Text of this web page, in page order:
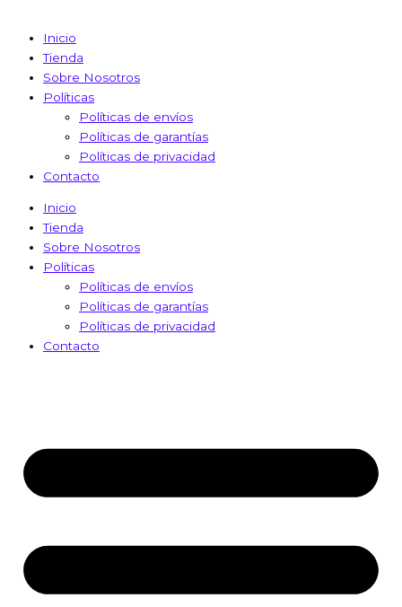
Inicio
Tienda
Sobre Nosotros
Políticas
Políticas de envíos
Políticas de garantías
Políticas de privacidad
Contacto
Inicio
Tienda
Sobre Nosotros
Políticas
Políticas de envíos
Políticas de garantías
Políticas de privacidad
Contacto